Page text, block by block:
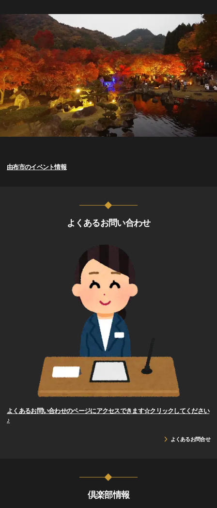
由布市のイベント情報
よくあるお問い合わせ
よくあるお問い合わせのページにアクセスできます☆クリックしてください
♪
よくあるお問合せ
倶楽部情報